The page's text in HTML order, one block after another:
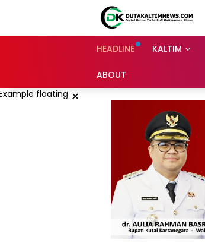
HEADLINE KALTIM
ABOUT
×